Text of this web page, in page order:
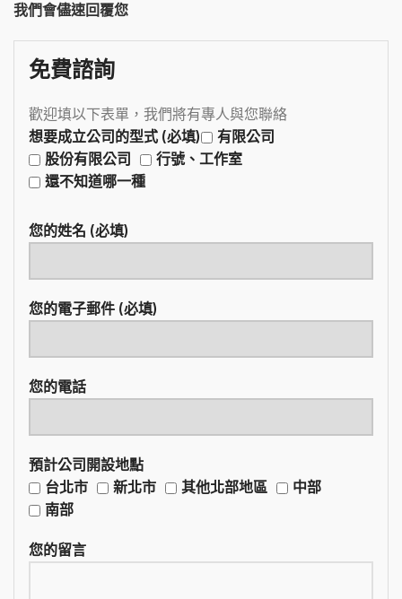
我們會儘速回覆您
免費諮詢
歡迎填以下表單，我們將有專人與您聯絡
想要成立公司的型式 (必填)
有限公司
股份有限公司
行號、工作室
還不知道哪一種
您的姓名 (必填)
您的電子郵件 (必填)
您的電話
預計公司開設地點
台北市
新北市 其他北部地區
中部
南部
您的留言